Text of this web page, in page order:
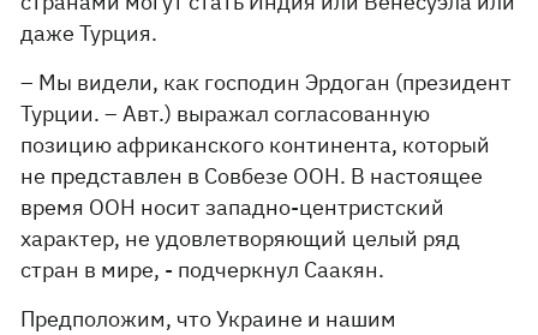
даже Турция.
– Мы видели, как господин Эрдоган (президент
Турции. – Авт.) выражал согласованную
позицию африканского континента, который
не представлен в Совбезе ООН. В настоящее
время ООН носит западно-центристский
характер, не удовлетворяющий целый ряд
стран в мире, - подчеркнул Саакян.
Предположим, что Украине и нашим